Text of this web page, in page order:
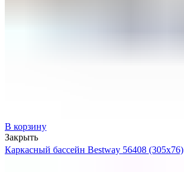
В корзину
Закрыть
Каркасный бассейн Bestway 56408 (305х76)